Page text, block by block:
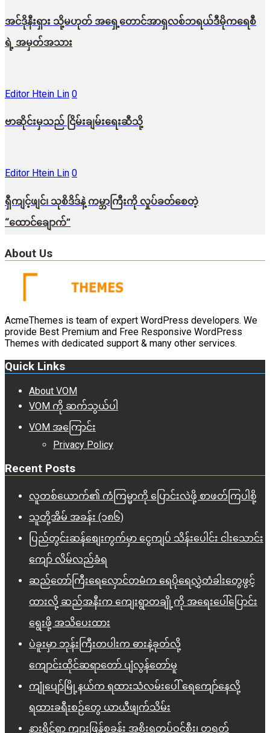
အင်ဒိုနီးရှား သို့မဟုတ် အရှေ့တောင်အာရှလစ်ဘရယ်ဒီမိုကရေစီ
ရဲ့ အမှတ်အသား
Editor Htein Lin 0
ဗာဆိုင်းမှသည် ငြိမ်းချမ်းရေးဆီသို့
Editor Htein Lin 0
ရှီကျင့်ဖျင်၊ သုစိဒိဒ်နဲ့ ကမ္ဘာကြီးကို လှုပ်ခတ်စေတဲ့
“ထောင်ချောက်”
About Us
AcmeThemes is team of expert WordPress developers. We
provide Best Premium and Free Responsive WordPress
Themes with dedicated support & many other services.
Quick Links
About VOM
VOM ကို ဆက်သွယ်ပါ
VOM အကြောင်း
Privacy Policy
Recent Posts
လူတစ်ယောက်၏ ကံကြမ္မာကို ပြောင်းလဲဖို့ စာဖတ်ကြပါစို့
သူတို့အိမ် အခန်း (၁၈၆)
ပြည်တွင်းဆန်စျေးကွက်မှာ ငွေကျပ် သိန်းပေါင်း ငါး​သောင်း
ကျော် လိမ်လည်ခံရ
ဆည်တော်ကြီးရေလှောင်တမံက ရေပိုရေလွှဲတံခါးတွေဖွင့်
ထားလို့ ဆည်အနီးက ကျေးရွာတချို့ကို အရေးပေါ်ပြောင်း
ရွေးဖို့ အသိပေးထား
ပဲခူးမှာ ဘုန်းကြီးတပါးက ဓားနဲ့ခုတ်လို့
ကျောင်းထိုင်ဆရာတော် ပျံလွန်တော်မူ
ကျုံပျော်မြို့နယ်က ရထားသံလမ်းပေါ် ရေကျော်နေလို့
ရထားခရီးစဉ်တွေ ယာယီဖျက်သိမ်း
နားရိုင်ရွာ ကျားဖြန့်စခန်း အစိုးရတပ်ဝင်စီး၊ တရုတ်